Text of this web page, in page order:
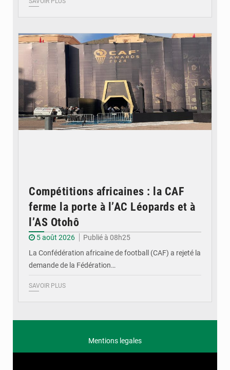
Compétitions africaines : la CAF
ferme la porte à l’AC Léopards et à
l’AS Otohô
5 août 2026
Publié à 08h25
La Confédération africaine de football (CAF) a rejeté la
demande de la Fédération…
SAVOIR PLUS
Mentions legales